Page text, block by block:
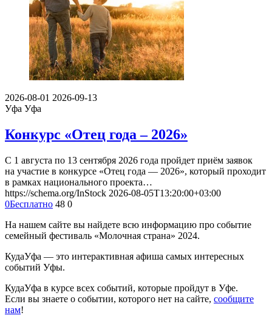
2026-08-01 2026-09-13
Уфа Уфа
Конкурс «Отец года – 2026»
С 1 августа по 13 сентября 2026 года пройдет приём заявок
на участие в конкурсе «Отец года — 2026», который проходит
в рамках национального проекта…
https://schema.org/InStock 2026-08-05T13:20:00+03:00
0Бесплатно 48 0
На нашем сайте вы найдете всю информацию про событие
семейный фестиваль «Молочная страна» 2024.
КудаУфа — это интерактивная афиша самых интересных
событий Уфы.
КудаУфа в курсе всех событий, которые пройдут в Уфе.
Если вы знаете о событии, которого нет на сайте, сообщите
нам!